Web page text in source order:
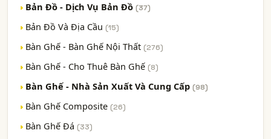
Bản Đồ - Dịch Vụ Bản Đồ (37)
Bản Đồ Và Địa Cầu (15)
Bàn Ghế - Bàn Ghế Nội Thất (276)
Bàn Ghế - Cho Thuê Bàn Ghế (8)
Bàn Ghế - Nhà Sản Xuất Và Cung Cấp (98)
Bàn Ghế Composite (26)
Bàn Ghế Đá (33)